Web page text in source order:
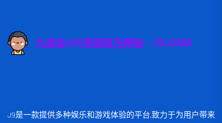
J9是一款提供多种娱乐和游戏体验的平台,致力于为用户带来